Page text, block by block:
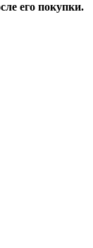
его покупки.